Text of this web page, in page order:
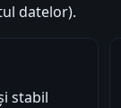
datelor).
stabil